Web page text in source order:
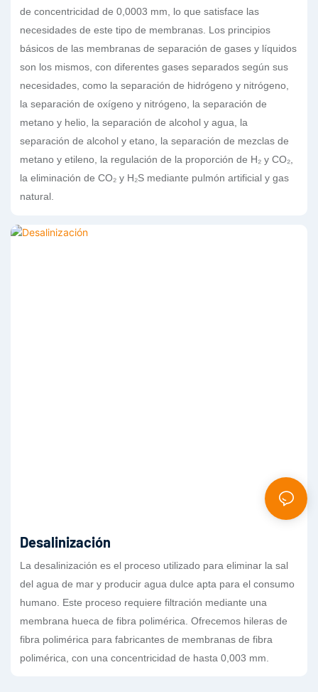
de concentricidad de 0,0003 mm, lo que satisface las
necesidades de este tipo de membranas. Los principios
básicos de las membranas de separación de gases y líquidos
son los mismos, con diferentes gases separados según sus
necesidades, como la separación de hidrógeno y nitrógeno,
la separación de oxígeno y nitrógeno, la separación de
metano y helio, la separación de alcohol y agua, la
separación de alcohol y etano, la separación de mezclas de
metano y etileno, la regulación de la proporción de H₂ y CO₂,
la eliminación de CO₂ y H₂S mediante pulmón artificial y gas
natural.
Desalinización
La desalinización es el proceso utilizado para eliminar la sal
del agua de mar y producir agua dulce apta para el consumo
humano. Este proceso requiere filtración mediante una
membrana hueca de fibra polimérica. Ofrecemos hileras de
fibra polimérica para fabricantes de membranas de fibra
polimérica, con una concentricidad de hasta 0,003 mm.